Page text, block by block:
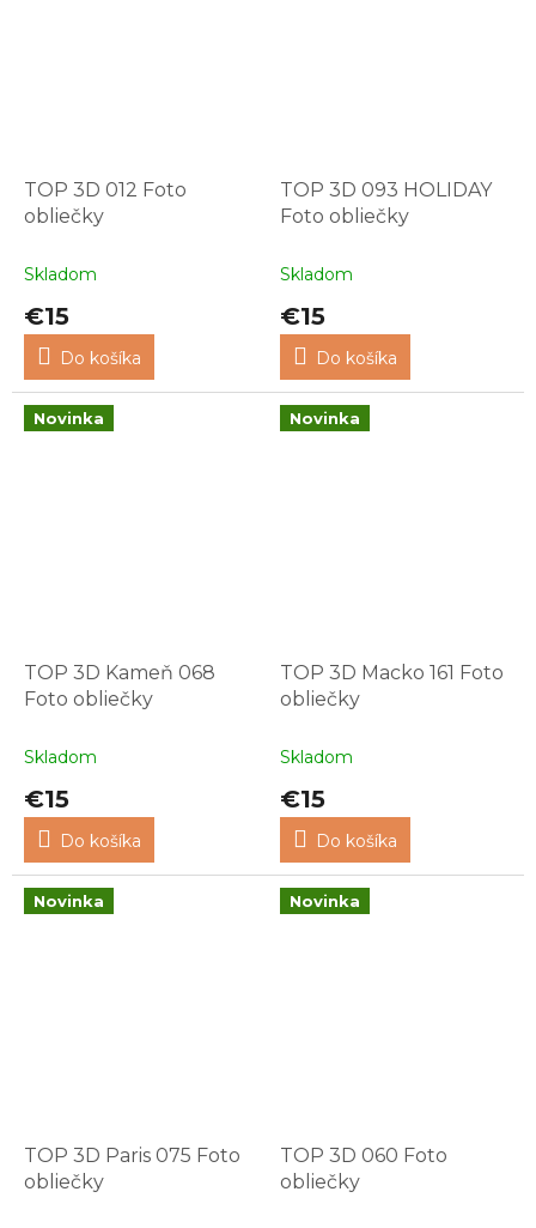
TOP 3D 012 Foto
obliečky
Skladom
€15
Do košíka
TOP 3D 093 HOLIDAY
Foto obliečky
Skladom
€15
Do košíka
Novinka
TOP 3D Kameň 068
Foto obliečky
Skladom
€15
Do košíka
Novinka
TOP 3D Macko 161 Foto
obliečky
Skladom
€15
Do košíka
Novinka
TOP 3D Paris 075 Foto
obliečky
Novinka
TOP 3D 060 Foto
obliečky